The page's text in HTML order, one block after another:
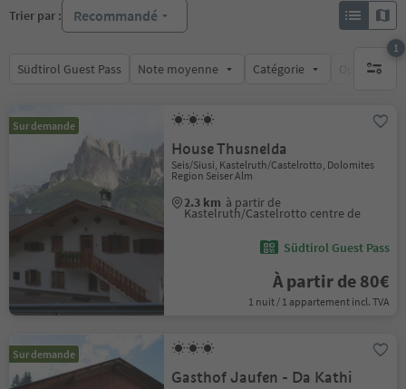
Trier par : Recommandé
Südtirol Guest Pass Note moyenne Catégorie Options de
1
1 filtre
Sur demande
House Thusnelda
Seis/Siusi, Kastelruth/Castelrotto, Dolomites
Region Seiser Alm
2.3 km à partir de
Kastelruth/Castelrotto centre de
Südtirol Guest Pass
À partir de 80€
1 nuit / 1 appartement incl. TVA
Sur demande
Gasthof Jaufen - Da Kathi